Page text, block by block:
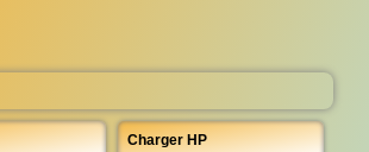
Charger HP